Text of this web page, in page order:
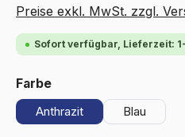
Preise exkl. MwSt. zzgl.
Sofort verfügbar, Lieferzeit:
Farbeauswählen
Anthrazit Blau